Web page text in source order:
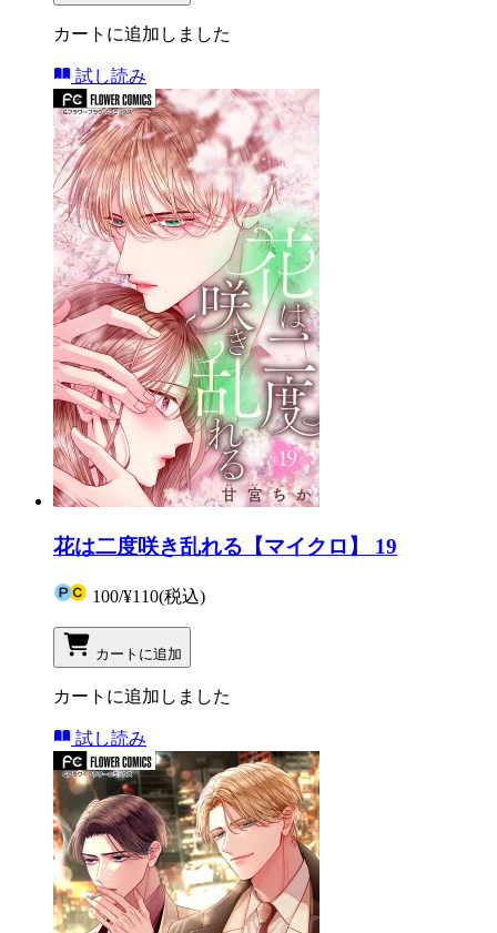
カートに追加しました
試し読み
花は二度咲き乱れる【マイクロ】 19
100/¥110(税込)
カートに追加
カートに追加しました
試し読み